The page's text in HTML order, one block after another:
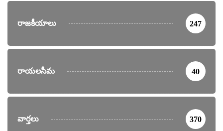
రాజకీయాలు 247
రాయలసీమ 40
వార్తలు 370